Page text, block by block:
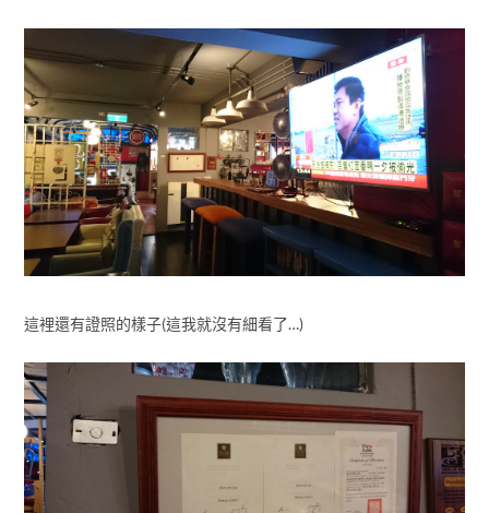
這裡還有證照的樣子(這我就沒有細看了…)